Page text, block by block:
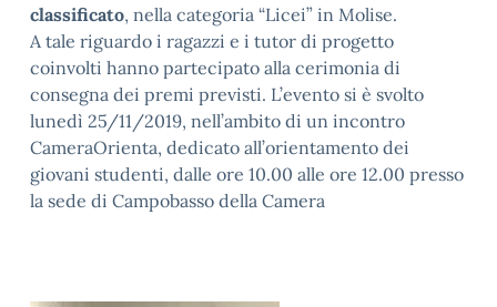
classificato, nella categoria “Licei” in Molise.
A tale riguardo i ragazzi e i tutor di progetto
coinvolti hanno partecipato alla cerimonia di
consegna dei premi previsti. L’evento si è svolto
lunedì 25/11/2019, nell’ambito di un incontro
CameraOrienta, dedicato all’orientamento dei
giovani studenti, dalle ore 10.00 alle ore 12.00 presso
la sede di Campobasso della Camera